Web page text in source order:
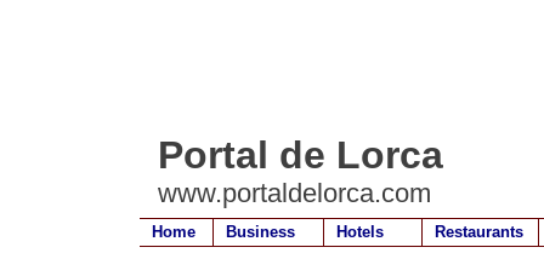
Portal de Lorca
www.portaldelorca.com
Home Business Hotels Restaurants